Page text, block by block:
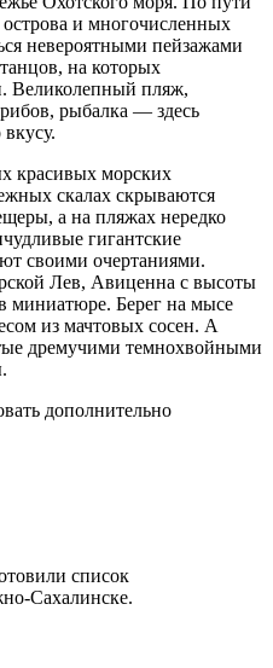
и многочисленных
невероятными пейзажами
на которых
Великолепный пляж,
рыбалка — здесь
красивых морских
скалах скрываются
а на пляжах нередко
гигантские
своими очертаниями.
Лев, Авиценна с высоты
Берег на мысе
из мачтовых сосен. А
дремучими темнохвойными
дополнительно
список
Сахалинске.